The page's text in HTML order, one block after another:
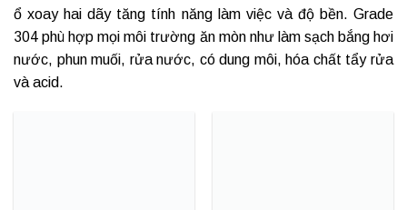
ổ xoay hai dãy tăng tính năng làm việc và độ bền. Grade
304 phù hợp mọi môi trường ăn mòn như làm sạch bắng hơi
nước, phun muối, rửa nước, có dung môi, hóa chất tẩy rửa
và acid.